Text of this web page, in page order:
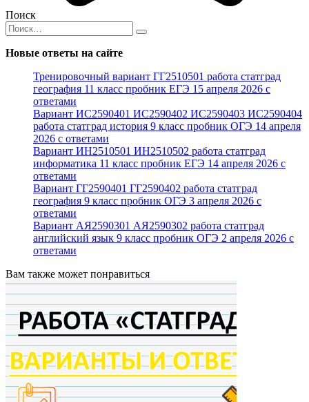
Поиск
Search
for:
Новые ответы на сайте
Тренировочный вариант ГГ2510501 работа статград
география 11 класс пробник ЕГЭ 15 апреля 2026 с
ответами
Вариант ИС2590401 ИС2590402 ИС2590403 ИС2590404
работа статград история 9 класс пробник ОГЭ 14 апреля
2026 с ответами
Вариант ИН2510501 ИН2510502 работа статград
информатика 11 класс пробник ЕГЭ 14 апреля 2026 с
ответами
Вариант ГГ2590401 ГГ2590402 работа статград
география 9 класс пробник ОГЭ 3 апреля 2026 с
ответами
Вариант АЯ2590301 АЯ2590302 работа статград
английский язык 9 класс пробник ОГЭ 2 апреля 2026 с
ответами
Вам также может понравиться